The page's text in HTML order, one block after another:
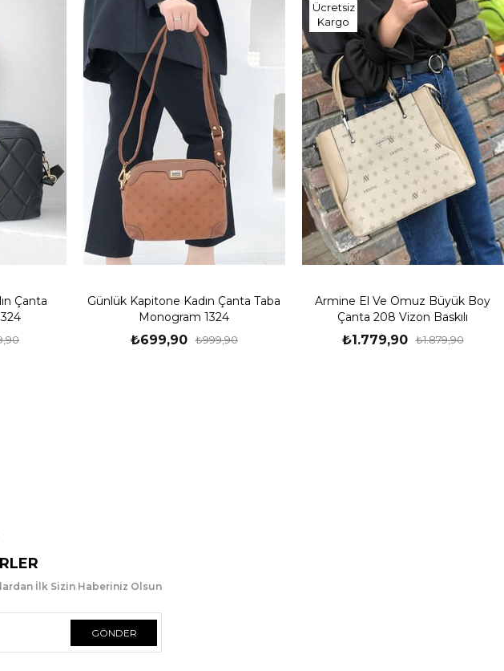
Çanta
Günlük Kapitone Kadın Çanta Taba
Monogram 1324
₺699,90 ₺999,90
Armine El Ve Omuz Büyük Boy
Çanta 208 Vizon Baskılı
₺1.779,90 ₺1.879,90
Ücretsiz
Kargo
İlk Sizin Haberiniz Olsun
GÖNDER